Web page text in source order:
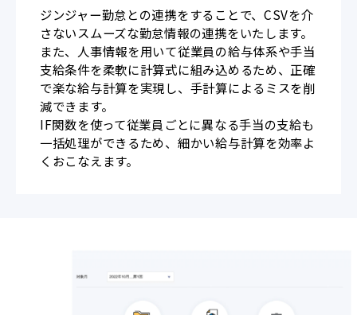
ジンジャー勤怠との連携をすることで、CSVを介
さないスムーズな勤怠情報の連携をいたします。
また、人事情報を用いて従業員の給与体系や手当
支給条件を柔軟に計算式に組み込めるため、正確
で楽な給与計算を実現し、手計算によるミスを削
減できます。
IF関数を使って従業員ごとに異なる手当の支給も
一括処理ができるため、細かい給与計算を効率よ
くおこなえます。